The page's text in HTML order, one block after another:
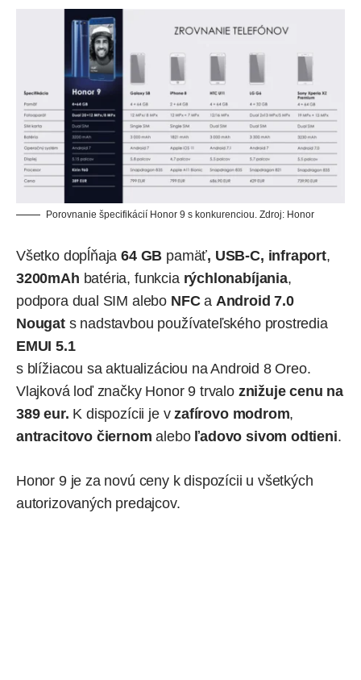
Porovnanie špecifikácií Honor 9 s konkurenciou. Zdroj: Honor
Všetko dopĺňaja64 GB pamäť, USB-C, infraport,
3200mAh batéria, funkcia rýchlonabíjania,
podpora dual SIM alebo NFCa Android 7.0
Nougats nadstavbou používateľského prostredia
EMUI 5.1
s blížiacou sa aktualizáciou na Android 8 Oreo.
Vlajková loď značky Honor 9 trvalo znižuje cenu na
389 eur. K dispozícii je vzafírovo modrom,
antracitovo čiernom alebo ľadovo sivom odtieni.
Honor 9 je za novú ceny k dispozícii u všetkých
autorizovaných predajcov.